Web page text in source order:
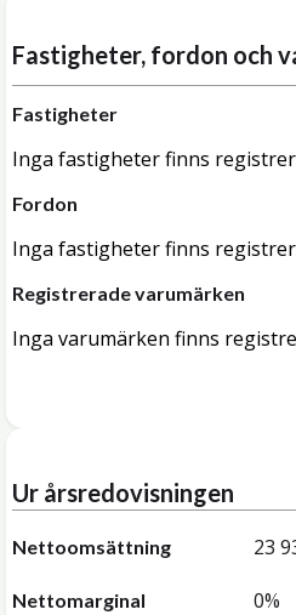
Fastigheter, fordon och
Fastigheter
Inga fastigheter finns
Fordon
Inga fastigheter finns
Registrerade varumärken
Inga varumärken finns
Ur årsredovisningen
Nettoomsättning 23
Nettomarginal 0%